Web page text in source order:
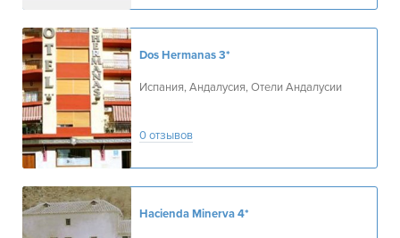
Dos Hermanas3*
Испания, Андалусия, Отели Андалусии
0 отзывов
Hacienda Minerva4*